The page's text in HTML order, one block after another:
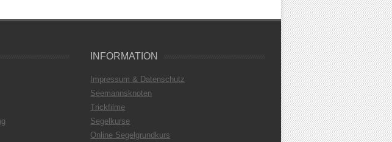
INFORMATION
Impressum & Datenschutz
Seemannsknoten
Trickfilme
Segelkurse
Online Segelgrundkurs